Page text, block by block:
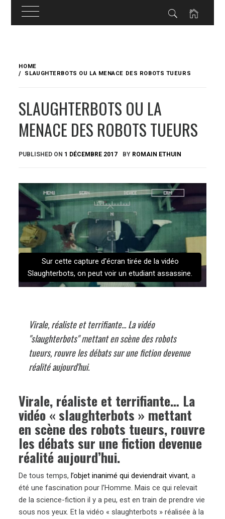
content
HOME
SLAUGHTERBOTS OU LA MENACE DES ROBOTS TUEURS
SLAUGHTERBOTS OU LA
MENACE DES ROBOTS TUEURS
PUBLISHED ON 1 DÉCEMBRE 2017 BY ROMAIN ETHUIN
Sur cette capture d'écran tirée de la vidéo
Slaughterbots, on peut voir un etudiant assassine.
Virale, réaliste et terrifiante... La vidéo
"slaughterbots" mettant en scène des robots
tueurs, rouvre les débats sur une fiction devenue
réalité aujourd'hui.
Virale, réaliste et terrifiante… La
vidéo « slaughterbots » mettant
en scène des robots tueurs, rouvre
les débats sur une fiction devenue
réalité aujourd’hui.
De tous temps, l’objet inanimé qui deviendrait vivant, a
été une fascination pour l’Homme. Mais ce qui relevait
de la science-fiction il y a peu, est en train de prendre vie
sous nos yeux. Et la vidéo « slaughterbots » réalisée à la